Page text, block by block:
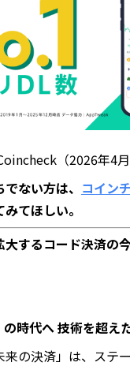
（2026年4月
ない方は、 コイン
てほしい。
大するコード決済の今
時代へ 技術を超え
来の決済」は、ステ